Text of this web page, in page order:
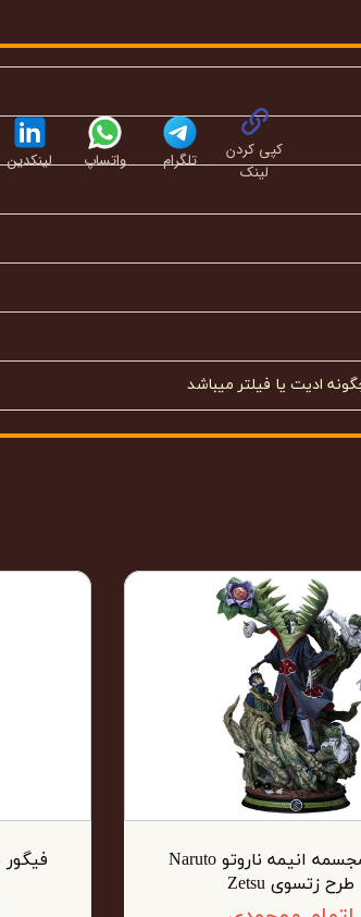
ادیت یا فیلتر میباشد
فیگور مجسمه انیمه ناروتو Naruto
طرح زتسوی Zetsu
کپی کردن
لینک
تلگرام واتساپ لینکدین